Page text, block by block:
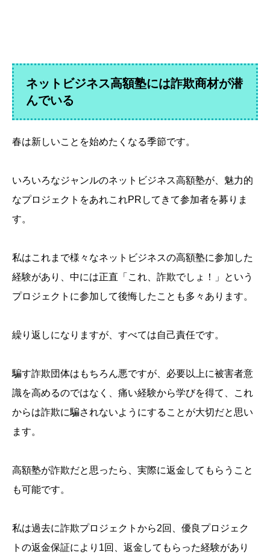
ネットビジネス高額塾には詐欺商材が潜
んでいる
春は新しいことを始めたくなる季節です。
いろいろなジャンルのネットビジネス高額塾が、魅力的
なプロジェクトをあれこれPRしてきて参加者を募りま
す。
私はこれまで様々なネットビジネスの高額塾に参加した
経験があり、中には正直「これ、詐欺でしょ！」という
プロジェクトに参加して後悔したことも多々あります。
繰り返しになりますが、すべては自己責任です。
騙す詐欺団体はもちろん悪ですが、必要以上に被害者意
識を高めるのではなく、痛い経験から学びを得て、これ
からは詐欺に騙されないようにすることが大切だと思い
ます。
高額塾が詐欺だと思ったら、実際に返金してもらうこと
も可能です。
私は過去に詐欺プロジェクトから2回、優良プロジェク
トの返金保証により1回、返金してもらった経験があり